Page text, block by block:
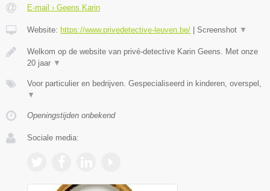
E-mail › Geens Karin
Website: https://www.privedetective-leuven.be/ Screenshot ▼
Welkom op de website van privé-detective Karin Geens. Met onze
20 jaar ▼
Voor particulier en bedrijven. Gespecialiseerd in kinderen, overspel,
▼
Openingstijden onbekend
Sociale media: